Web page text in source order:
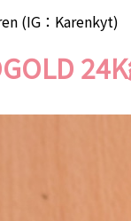
(IG：Karenkyt)